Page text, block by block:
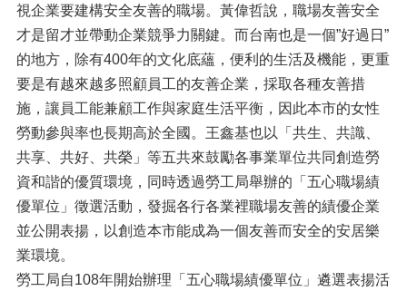
視企業要建構安全友善的職場。黃偉哲說，職場友善安全
才是留才並帶動企業競爭力關鍵。而台南也是一個”好過日”
的地方，除有400年的文化底蘊，便利的生活及機能，更重
要是有越來越多照顧員工的友善企業，採取各種友善措
施，讓員工能兼顧工作與家庭生活平衡，因此本市的女性
勞動參與率也長期高於全國。王鑫基也以「共生、共識、
共享、共好、共榮」等五共來鼓勵各事業單位共同創造勞
資和諧的優質環境，同時透過勞工局舉辦的「五心職場績
優單位」徵選活動，發掘各行各業裡職場友善的績優企業
並公開表揚，以創造本市能成為一個友善而安全的安居樂
業環境。
勞工局自108年開始辦理「五心職場績優單位」遴選表揚活